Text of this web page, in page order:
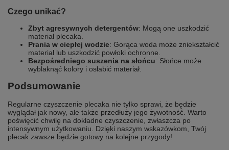
Czego unikać?
Zbyt agresywnych detergentów: Mogą one uszkodzić
materiał plecaka.
Prania w ciepłej wodzie: Gorąca woda może zniekształcić
materiał lub uszkodzić powłoki ochronne.
Bezpośredniego suszenia na słońcu: Słońce może
wyblaknąć kolory i osłabić materiał.
Podsumowanie
Regularne czyszczenie plecaka nie tylko sprawi, że będzie
wyglądał jak nowy, ale także przedłuży jego żywotność. Warto
poświęcić chwilę na dokładne czyszczenie, zwłaszcza po
intensywnym użytkowaniu. Dzięki naszym wskazówkom, Twój
plecak zawsze będzie gotowy na kolejne przygody!